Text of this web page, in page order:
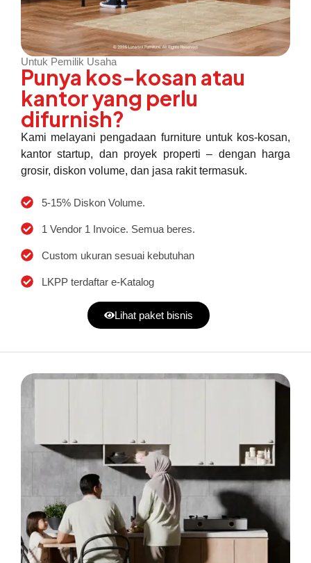
Untuk Pemilik Usaha
Punya kos-kosan atau
kantor yang perlu
difurnish?
Kami melayani pengadaan furniture untuk kos-kosan,
kantor startup, dan proyek properti – dengan harga
grosir, diskon volume, dan jasa rakit termasuk.
5-15% Diskon Volume.
1 Vendor 1 Invoice. Semua beres.
Custom ukuran sesuai kebutuhan
LKPP terdaftar e-Katalog
Lihat paket bisnis